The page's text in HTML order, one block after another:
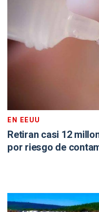
EN EEUU
Retiran casi 12
por riesgo de